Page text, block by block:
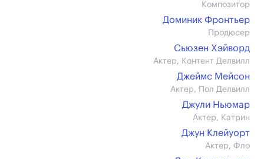
Композитор
Доминик Фронтьер
Продюсер
Сьюзен Хэйворд
Актер, Контент Делвилл
Джеймс Мейсон
Актер, Пол Делвилл
Джули Ньюмар
Актер, Катрин
Джун Клейуорт
Актер, Фло